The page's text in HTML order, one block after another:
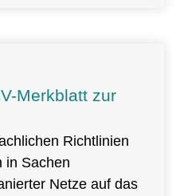
Merkblatt zur
Richtlinien
in Sachen
Netze auf das